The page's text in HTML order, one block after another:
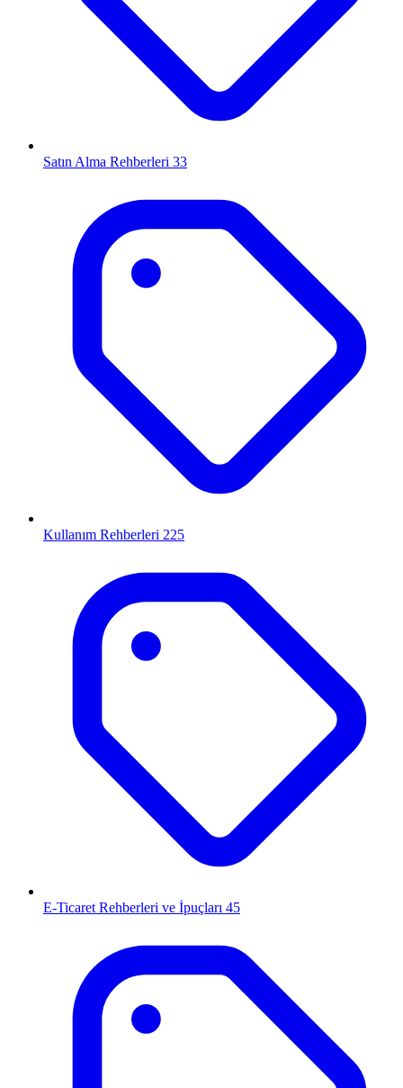
Satın Alma Rehberleri 33
Kullanım Rehberleri 225
E-Ticaret Rehberleri ve İpuçları 45